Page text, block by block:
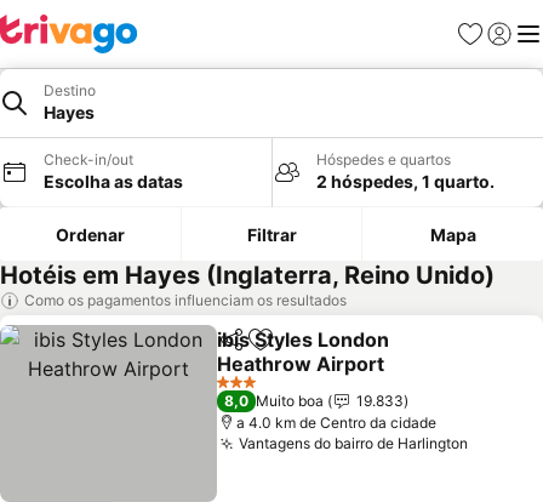
Favoritos
Iniciar
Destino
Hayes
Check-in/out
Escolha as datas
Hóspedes e quartos
2 hóspedes, 1 quarto.
Ordenar Filtrar Mapa
Hotéis em Hayes (Inglaterra, Reino Unido)
Como os pagamentos influenciam os resultados
PartilharAdicionar aos favoritos
ibis Styles London
Heathrow Airport
Ver preços
3 Estrelas
8,0 Muito boa
19.833
a 4.0 km de Centro da cidade
Vantagens do bairro de Harlington